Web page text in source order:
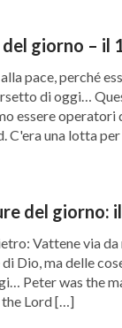
giorno – il
pace, perché
di oggi…
essere
C'era una lotta
del
Vattene via da
di Dio, ma delle
Peter was the
the Lord […]